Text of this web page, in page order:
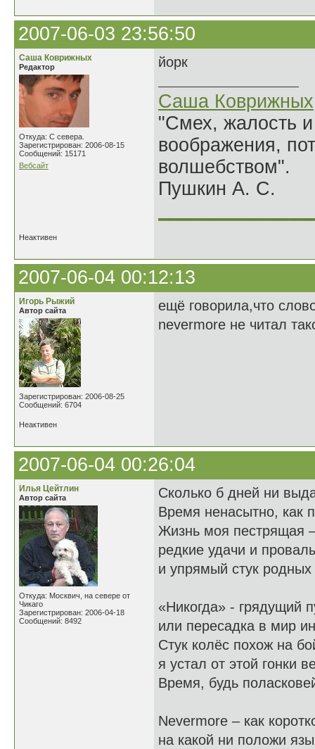
2007-06-03 23:56:50
Саша Коврижных
Редактор
Откуда: С севера.
Зарегистрирован: 2006-08-15
Сообщений: 15171
Вебсайт
йорк
Саша Коврижных
"Смех, жалость
воображения,
волшебством".
Пушкин А. С.
Неактивен
2007-06-04 00:12:13
Игорь Рыжий
Автор сайта
Зарегистрирован: 2006-08-25
Сообщений: 6704
ещё говорила,что
nevermore не читал
Неактивен
2007-06-04 00:26:04
Илья Цейтлин
Автор сайта
Откуда: Москвич, на севере от
Чикаго
Зарегистрирован: 2006-04-18
Сообщений: 8492
Сколько б дней ни
Время ненасытно, как
Жизнь моя пестрящая
редкие удачи и
и упрямый стук
«Никогда» - грядущий
или пересадка в мир
Стук колёс похож на
я устал от этой гонки
Время, будь
Nevermore – как
на какой ни положи